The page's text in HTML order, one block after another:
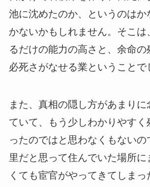
池に沈めたのか、というのはか
かないかもしれません。そこは
るだけの能力の高さと、余命の
必死さがなせる業ということで
また、真相の隠し方があまりに
ていて、もう少しわかりやすく
ったのではと思わなくもない
里だと思って住んでいた場所に
くても宦官がやってきてしま